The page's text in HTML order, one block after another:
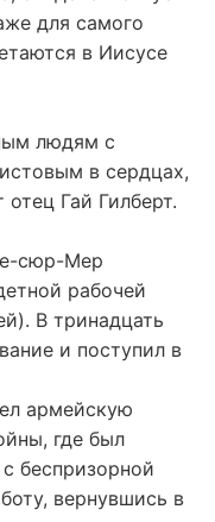
свидетельствует
для самого
в Иисусе
людям с
в сердцах,
сюр-Мер
рабочей
В тринадцать
и поступил в
армейскую
где был
беспризорной